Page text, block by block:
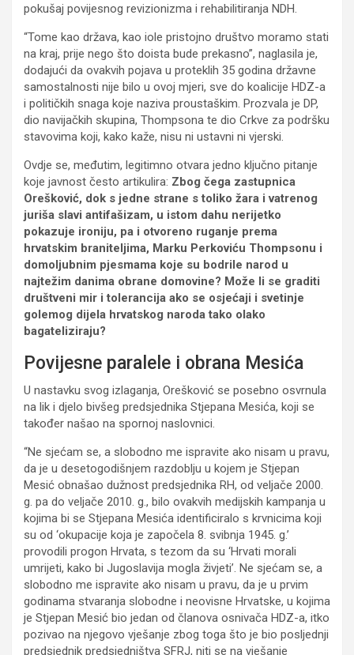
pokušaj povijesnog revizionizma i rehabilitiranja NDH.
“Tome kao država, kao iole pristojno društvo moramo stati
na kraj, prije nego što doista bude prekasno”, naglasila je,
dodajući da ovakvih pojava u proteklih 35 godina državne
samostalnosti nije bilo u ovoj mjeri, sve do koalicije HDZ-a
i političkih snaga koje naziva proustaškim. Prozvala je DP,
dio navijačkih skupina, Thompsona te dio Crkve za podršku
stavovima koji, kako kaže, nisu ni ustavni ni vjerski.
Ovdje se, međutim, legitimno otvara jedno ključno pitanje
koje javnost često artikulira: Zbog čega zastupnica
Orešković, dok s jedne strane s toliko žara i vatrenog
juriša slavi antifašizam, u istom dahu nerijetko
pokazuje ironiju, pa i otvoreno ruganje prema
hrvatskim braniteljima, Marku Perkoviću Thompsonu i
domoljubnim pjesmama koje su bodrile narod u
najtežim danima obrane domovine? Može li se graditi
društveni mir i tolerancija ako se osjećaji i svetinje
golemog dijela hrvatskog naroda tako olako
bagateliziraju?
Povijesne paralele i obrana Mesića
U nastavku svog izlaganja, Orešković se posebno osvrnula
na lik i djelo bivšeg predsjednika Stjepana Mesića, koji se
također našao na spornoj naslovnici.
“Ne sjećam se, a slobodno me ispravite ako nisam u pravu,
da je u desetogodišnjem razdoblju u kojem je Stjepan
Mesić obnašao dužnost predsjednika RH, od veljače 2000.
g. pa do veljače 2010. g., bilo ovakvih medijskih kampanja u
kojima bi se Stjepana Mesića identificiralo s krvnicima koji
su od ‘okupacije koja je započela 8. svibnja 1945. g.’
provodili progon Hrvata, s tezom da su ‘Hrvati morali
umrijeti, kako bi Jugoslavija mogla živjeti’. Ne sjećam se, a
slobodno me ispravite ako nisam u pravu, da je u prvim
godinama stvaranja slobodne i neovisne Hrvatske, u kojima
je Stjepan Mesić bio jedan od članova osnivača HDZ-a, itko
pozivao na njegovo vješanje zbog toga što je bio posljednji
predsjednik predsjedništva SFRJ, niti se na vješanje